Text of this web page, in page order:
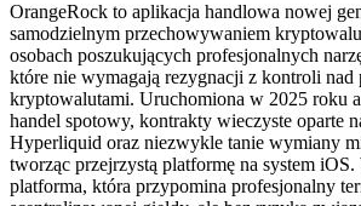
OrangeRock to aplikacja handlowa nowej
samodzielnym przechowywaniem
osobach poszukujących profesjonalnych
które nie wymagają rezygnacji z kontroli nad
kryptowalutami. Uruchomiona w 2025 roku
handel spotowy, kontrakty wieczyste oparte
Hyperliquid oraz niezwykle tanie wymiany
tworząc przejrzystą platformę na system iOS.
platforma, która przypomina profesjonalny